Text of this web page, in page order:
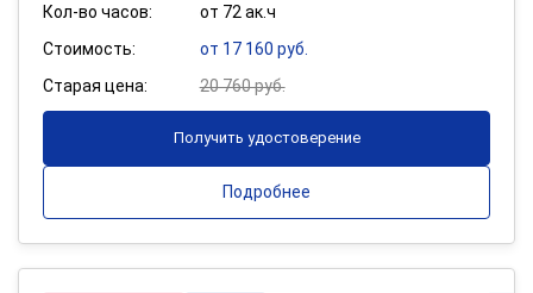
Кол-во часов:
от 72 ак.ч
Стоимость:
от 17 160 руб.
Старая цена:
20 760 руб.
Получить удостоверение
Подробнее